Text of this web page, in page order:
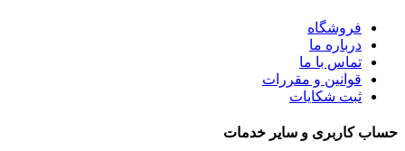
فروشگاه
درباره ما
تماس با ما
قوانین و مقررات
ثبت شکایات
حساب کاربری و سایر خدمات